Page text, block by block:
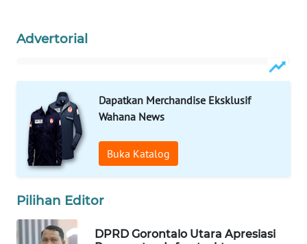
Advertorial
Dapatkan Merchandise Eksklusif
Wahana News
Buka Katalog
Pilihan Editor
DPRD Gorontalo Utara Apresiasi
UMKM
SELEB
WAHANA
PERSONA
WAHANA
WAHANA
HEALTH